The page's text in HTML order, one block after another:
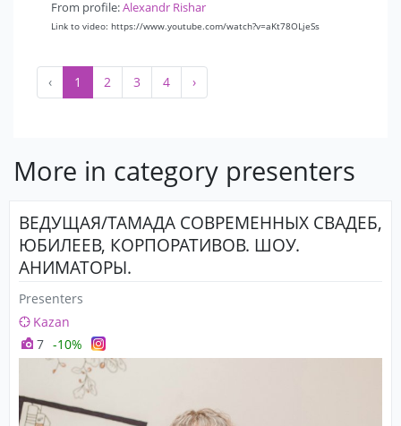
From profile:Alexandr Rishar
Link to video: https://www.youtube.com/watch?v=aKt78OLjeSs
‹ 1 2 3 4 ›
More in category presenters
ВЕДУЩАЯ/ТАМАДА СОВРЕМЕННЫХ СВАДЕБ,
ЮБИЛЕЕВ, КОРПОРАТИВОВ. ШОУ.
АНИМАТОРЫ.
Presenters
Kazan
7 -10%